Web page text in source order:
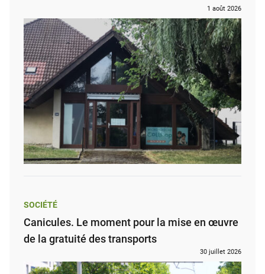
1 août 2026
SOCIÉTÉ
Canicules. Le moment pour la mise en œuvre
de la gratuité des transports
30 juillet 2026